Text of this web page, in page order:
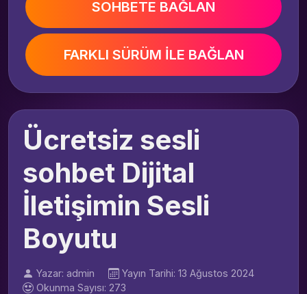
SOHBETE BAĞLAN
FARKLI SÜRÜM İLE BAĞLAN
Ücretsiz sesli
sohbet Dijital
İletişimin Sesli
Boyutu
Yazar: admin
Yayın Tarihi: 13 Ağustos 2024
Okunma Sayısı: 273